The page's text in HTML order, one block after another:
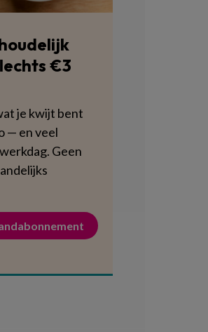
€3
je kwijt bent
— en veel
Geen